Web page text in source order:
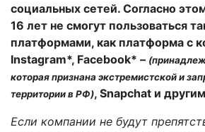
социальных сетей. Согласно
16 лет не смогут пользоваться
платформами, как платформа с
Instagram*, Facebook* –
которая признана экстремистской и
территории в РФ), Snapchat и
Если компании не будут